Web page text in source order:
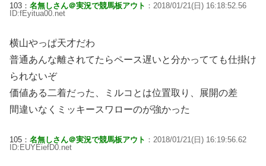
103： 名無しさん＠実況で競馬板アウト ：2018/01/21(日) 16:18:52.56
ID:fEyitua00.net
横山やっぱ天才だわ
普通あんな離されてたらペース遅いと分かってても仕掛け
られないぞ
価値ある二着だった、ミルコとは位置取り、展開の差
間違いなくミッキースワローのが強かった
105： 名無しさん＠実況で競馬板アウト ：2018/01/21(日) 16:19:56.62
ID:EUYEiefD0.net